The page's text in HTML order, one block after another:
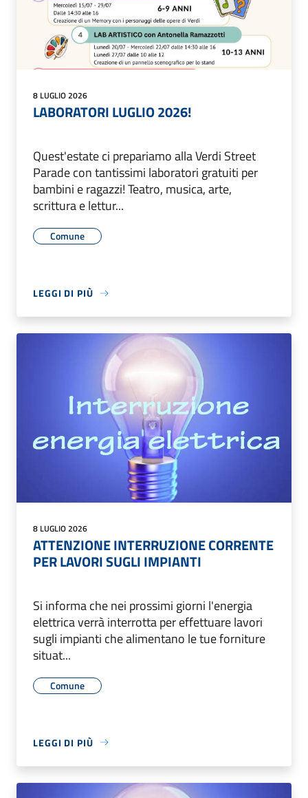
8 LUGLIO 2026
LABORATORI LUGLIO 2026!
Quest'estate ci prepariamo alla Verdi Street
Parade con tantissimi laboratori gratuiti per
bambini e ragazzi! Teatro, musica, arte,
scrittura e lettur...
Comune
LEGGI DI PIÙ
8 LUGLIO 2026
ATTENZIONE INTERRUZIONE CORRENTE
PER LAVORI SUGLI IMPIANTI
Si informa che nei prossimi giorni l'energia
elettrica verrà interrotta per effettuare lavori
sugli impianti che alimentano le tue forniture
situat...
Comune
LEGGI DI PIÙ